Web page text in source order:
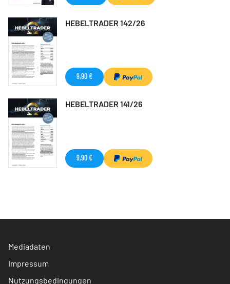
HEBELTRADER 142/26
9,90 €
HEBELTRADER 141/26
9,90 €
Mediadaten
Impressum
Nutzungsbedingungen